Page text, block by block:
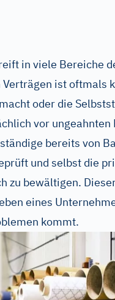
in viele Bereiche
Verträgen ist oftmals
oder die
vor
bereits von
und selbst die
zu bewältigen.
eines
kommt.